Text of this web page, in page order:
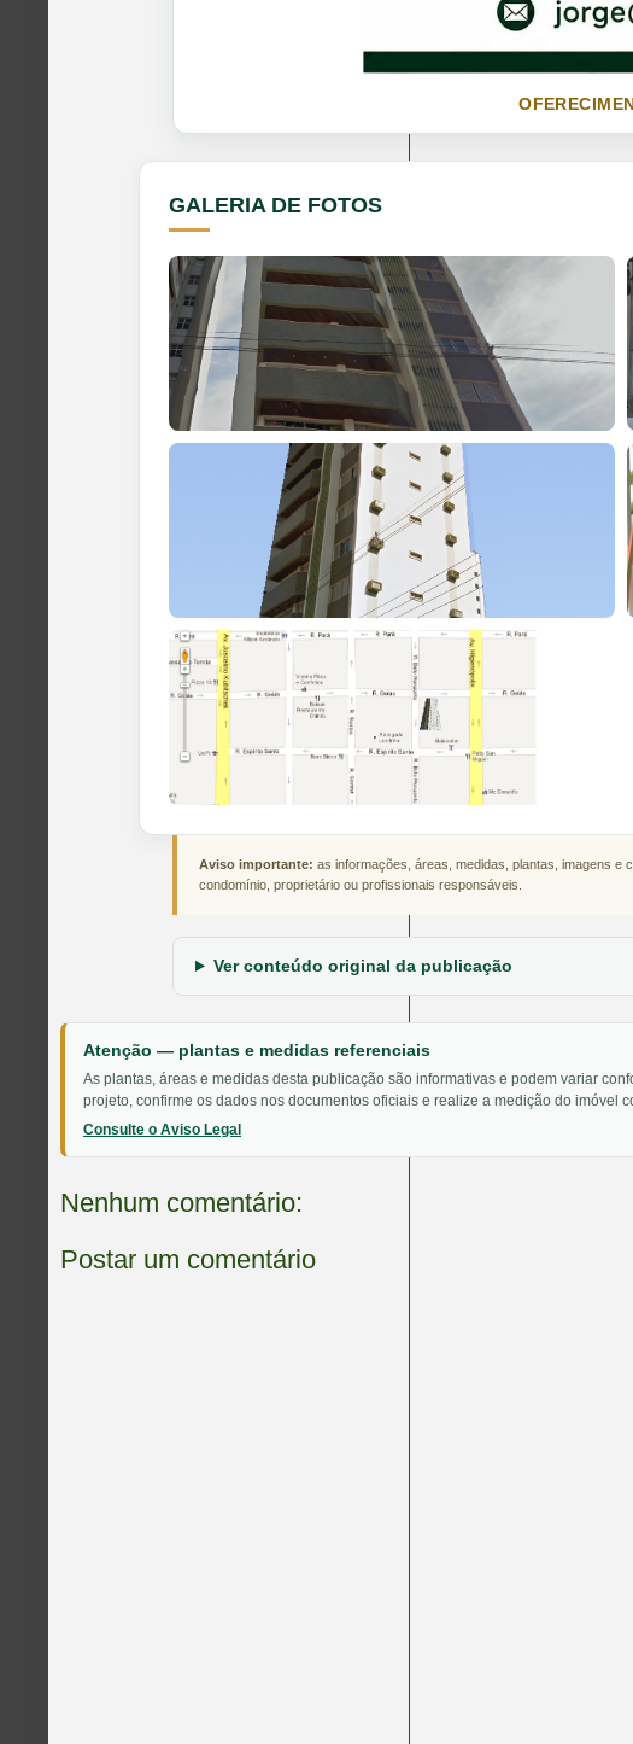
GALERIA DE FOTOS
Aviso importante: as informações, áreas, medidas, plantas, imagens e
condomínio, proprietário ou profissionais responsáveis.
Ver conteúdo original da publicação
Atenção — plantas e medidas referenciais
As plantas, áreas e medidas desta publicação são informativas e podem variar
projeto, confirme os dados nos documentos oficiais e realize a medição do imóvel
Consulte o Aviso Legal
Nenhum comentário:
Postar um comentário